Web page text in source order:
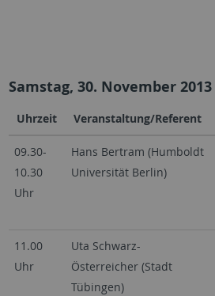
Samstag, 30. November 2013
Uhrzeit Veranstaltung/Referent
09.30-
10.30
Uhr
Hans Bertram (Humboldt
Universität Berlin)
11.00
Uhr
Uta Schwarz-
Österreicher (Stadt
Tübingen)